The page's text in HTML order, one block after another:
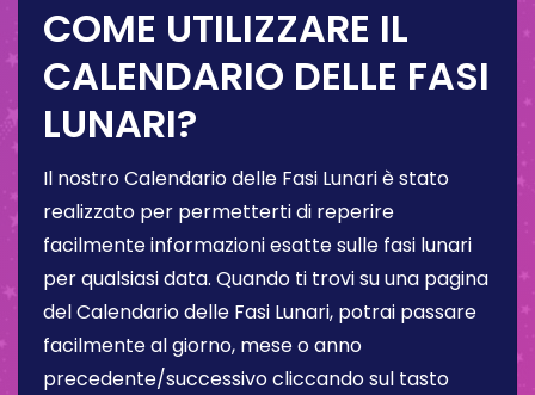
COME UTILIZZARE IL
CALENDARIO DELLE FASI
LUNARI?
Il nostro Calendario delle Fasi Lunari è stato
realizzato per permetterti di reperire
facilmente informazioni esatte sulle fasi lunari
per qualsiasi data. Quando ti trovi su una pagina
del Calendario delle Fasi Lunari, potrai passare
facilmente al giorno, mese o anno
precedente/successivo cliccando sul tasto